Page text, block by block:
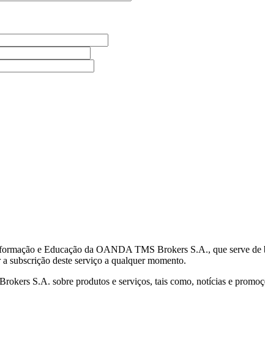
e Educação da OANDA TMS Brokers S.A., que serve de
subscrição deste serviço a qualquer momento.
S.A. sobre produtos e serviços, tais como, notícias e